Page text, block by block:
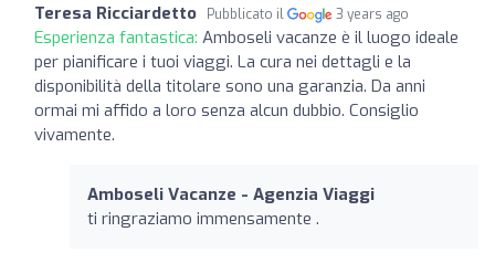
Teresa Ricciardetto Pubblicato il 3 years ago
Esperienza fantastica: Amboseli vacanze è il luogo ideale
per pianificare i tuoi viaggi. La cura nei dettagli e la
disponibilità della titolare sono una garanzia. Da anni
ormai mi affido a loro senza alcun dubbio. Consiglio
vivamente.
Amboseli Vacanze - Agenzia Viaggi
ti ringraziamo immensamente .